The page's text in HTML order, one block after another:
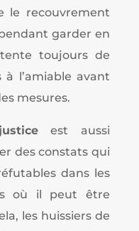
le recouvrement
garder en
toujours de
l’amiable avant
mesures.
est aussi
des constats qui
dans les
où il peut être
les huissiers de